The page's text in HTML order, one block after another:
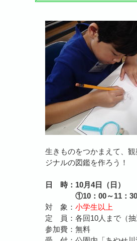
生きものをつかまえて、
ジナルの図鑑を作ろう！
日 時：10月4日（日）
①10：00～11：30
対 象： 小学生以上
定 員：各回10人まで（抽
参加費：無料